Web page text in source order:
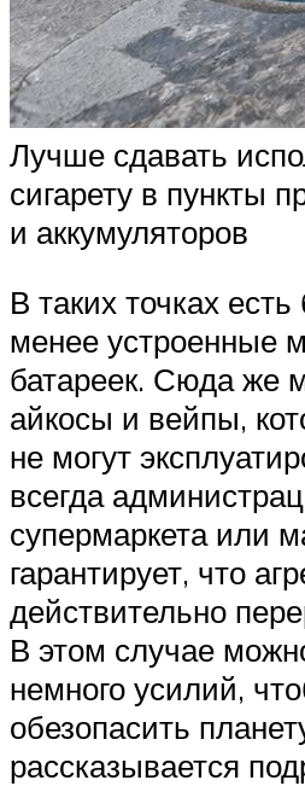
Лучше сдавать
сигарету в пункты
и аккумуляторов
В таких точках
менее устроенные
батареек. Сюда же
айкосы и вейпы,
не могут
всегда
супермаркета или
гарантирует, что
действительно
В этом случае
немного усилий,
обезопасить
рассказывается